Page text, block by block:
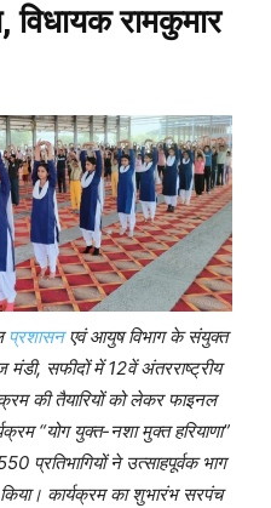
विधायक रामकुमार
प्रशासनएवं आयुष विभाग के संयुक्त
सफीदों में 12वें अंतरराष्ट्रीय
की तैयारियों को लेकर फाइनल
“योग युक्त-नशा मुक्त हरियाणा”
प्रतिभागियों ने उत्साहपूर्वक भाग
कार्यक्रम का शुभारंभ सरपंच